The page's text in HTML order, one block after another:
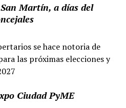
Martín, a días del
se hace notoria de
las próximas elecciones y
Ciudad PyME